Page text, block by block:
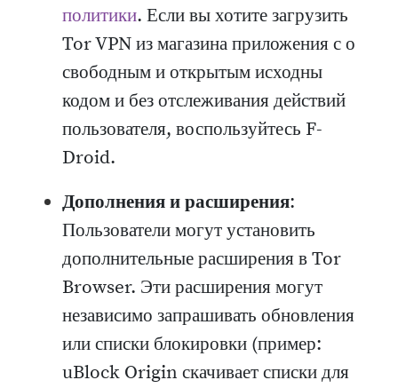
политики. Если вы хотите загрузить
Tor VPN из магазина приложения с о
свободным и открытым исходны
кодом и без отслеживания действий
пользователя, воспользуйтесь F-
Droid.
Дополнения и расширения:
Пользователи могут установить
дополнительные расширения в Tor
Browser. Эти расширения могут
независимо запрашивать обновления
или списки блокировки (пример:
uBlock Origin скачивает списки для